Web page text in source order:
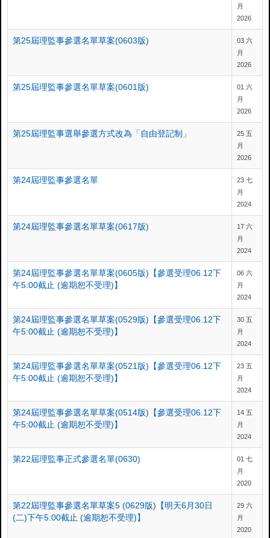
月
2026
第25屆理監事參選名單草案(0603版)
03 六
月
2026
第25屆理監事參選名單草案(0601版)
01 六
月
2026
第25屆理監事選舉參選方式改為「自由登記制」
25 五
月
2026
第24屆理監事參選名單
23 七
月
2024
第24屆理監事參選名單草案(0617版)
17 六
月
2024
第24屆理監事參選名單草案(0605版)【參選受理06.12下
午5:00截止 (逾期恕不受理)】
06 六
月
2024
第24屆理監事參選名單草案(0529版)【參選受理06.12下
午5:00截止 (逾期恕不受理)】
30 五
月
2024
第24屆理監事參選名單草案(0521版)【參選受理06.12下
午5:00截止 (逾期恕不受理)】
23 五
月
2024
第24屆理監事參選名單草案(0514版)【參選受理06.12下
午5:00截止 (逾期恕不受理)】
14 五
月
2024
第22屆理監事正式參選名單(0630)
01 七
月
2020
第22屆理監事參選名單草案5 (0629版)【明天6月30日
(二)下午5:00截止 (逾期恕不受理)】
29 六
月
2020